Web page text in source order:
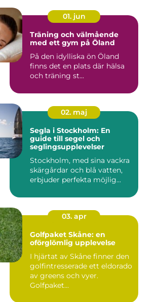
01. jun
Träning och välmående
med ett gym på Öland
På den idylliska ön Öland
finns det en plats där hälsa
och träning st...
02. maj
Segla i Stockholm: En
guide till segel och
seglingsupplevelser
Stockholm, med sina vackra
skärgårdar och blå vatten,
erbjuder perfekta möjlig...
03. apr
Golfpaket Skåne: en
oförglömlig upplevelse
I hjärtat av Skåne finner den
golfintresserade ett eldorado
av greens och vyer.
Golfpaket...